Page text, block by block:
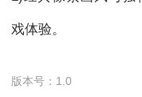
戏体验。
2)不断探险解密，
版本号：1.0